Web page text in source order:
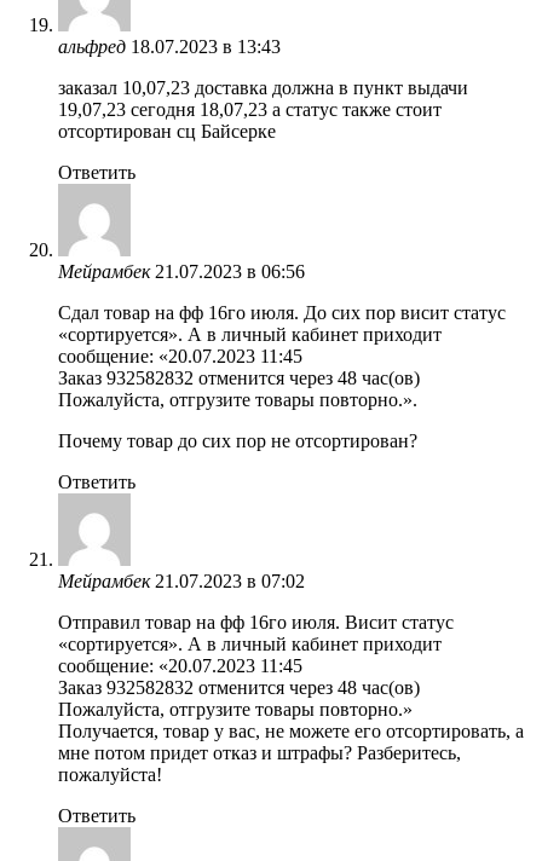
альфред 18.07.2023 в 13:43
заказал 10,07,23 доставка должна в пункт выдачи
19,07,23 сегодня 18,07,23 а статус также стоит
отсортирован сц Байсерке
Ответить
Мейрамбек 21.07.2023 в 06:56
Сдал товар на фф 16го июля. До сих пор висит статус
«сортируется». А в личный кабинет приходит
сообщение: «20.07.2023 11:45
Заказ 932582832 отменится через 48 час(ов)
Пожалуйста, отгрузите товары повторно.».
Почему товар до сих пор не отсортирован?
Ответить
Мейрамбек 21.07.2023 в 07:02
Отправил товар на фф 16го июля. Висит статус
«сортируется». А в личный кабинет приходит
сообщение: «20.07.2023 11:45
Заказ 932582832 отменится через 48 час(ов)
Пожалуйста, отгрузите товары повторно.»
Получается, товар у вас, не можете его отсортировать, а
мне потом придет отказ и штрафы? Разберитесь,
пожалуйста!
Ответить